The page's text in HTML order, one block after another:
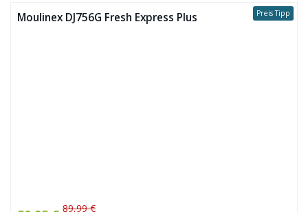
Preis Tipp
Moulinex DJ756G Fresh Express Plus
89,99 €